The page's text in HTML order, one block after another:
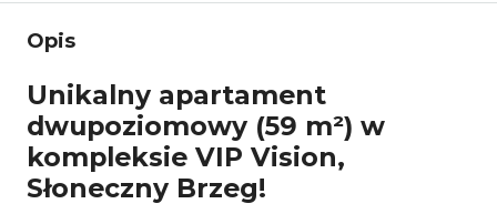
Opis
Unikalny apartament
dwupoziomowy (59 m²) w
kompleksie VIP Vision,
Słoneczny Brzeg!